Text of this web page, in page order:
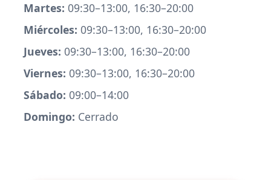
Martes: 09:30–13:00, 16:30–20:00
Miércoles: 09:30–13:00, 16:30–20:00
Jueves: 09:30–13:00, 16:30–20:00
Viernes: 09:30–13:00, 16:30–20:00
Sábado: 09:00–14:00
Domingo: Cerrado